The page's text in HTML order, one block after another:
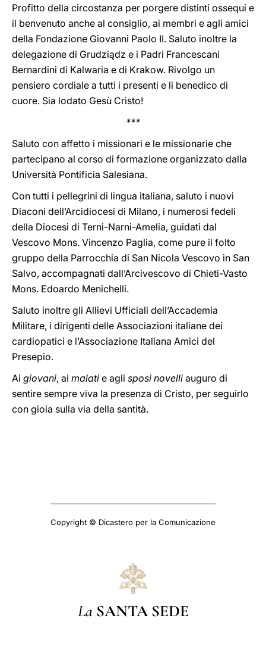
Profitto della circostanza per porgere distinti ossequi e
il benvenuto anche al consiglio, ai membri e agli amici
della Fondazione Giovanni Paolo II. Saluto inoltre la
delegazione di Grudziądz e i Padri Francescani
Bernardini di Kalwaria e di Krakow. Rivolgo un
pensiero cordiale a tutti i presenti e li benedico di
cuore. Sia lodato Gesù Cristo!
***
Saluto con affetto i missionari e le missionarie che
partecipano al corso di formazione organizzato dalla
Università Pontificia Salesiana.
Con tutti i pellegrini di lingua italiana, saluto i nuovi
Diaconi dell’Arcidiocesi di Milano, i numerosi fedeli
della Diocesi di Terni-Narni-Amelia, guidati dal
Vescovo Mons. Vincenzo Paglia, come pure il folto
gruppo della Parrocchia di San Nicola Vescovo in San
Salvo, accompagnati dall’Arcivescovo di Chieti-Vasto
Mons. Edoardo Menichelli.
Saluto inoltre gli Allievi Ufficiali dell’Accademia
Militare, i dirigenti delle Associazioni italiane dei
cardiopatici e l’Associazione Italiana Amici del
Presepio.
Ai giovani, ai malati e agli sposi novelli auguro di
sentire sempre viva la presenza di Cristo, per seguirlo
con gioia sulla via della santità.
Copyright © Dicastero per la Comunicazione
La SANTA SEDE